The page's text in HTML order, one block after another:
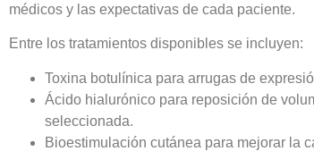
médicos y las expectativas de cada paciente.
Entre los tratamientos disponibles se incluyen:
Toxina botulínica para arrugas de
Ácido hialurónico para reposición de
seleccionada.
Bioestimulación cutánea para mejorar la